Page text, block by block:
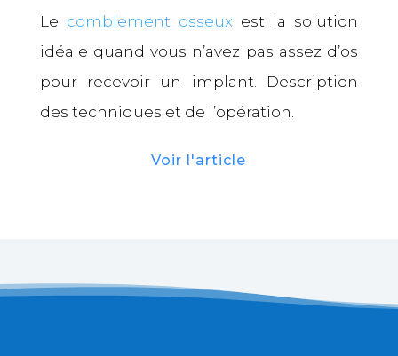
Le comblement osseux est la solution
idéale quand vous n’avez pas assez d’os
pour recevoir un implant. Description
des techniques et de l’opération.
Voir l'article